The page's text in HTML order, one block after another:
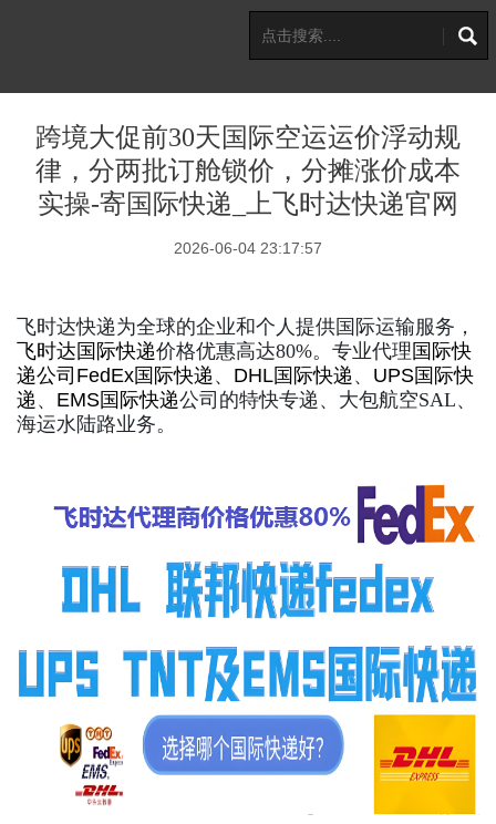
跨境大促前30天国际空运运价浮动规
律，分两批订舱锁价，分摊涨价成本
实操-寄国际快递_上飞时达快递官网
2026-06-04 23:17:57
飞时达快递为全球的企业和个人提供国际运输服务，
飞时达 国际快递价格优惠高达80%。专业代理 国际快
递公司 FedEx国际快递 、 DHL国际快递 、 UPS国际快
递 、 EMS国际快递公司的特快专递、大包航空SAL、
海运水陆路业务。